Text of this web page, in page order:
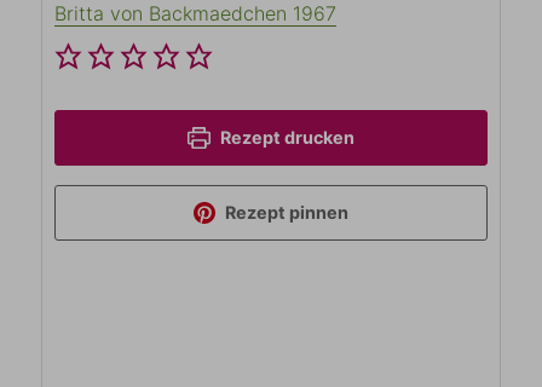
Britta von Backmaedchen 1967
Rezept drucken
Rezept pinnen